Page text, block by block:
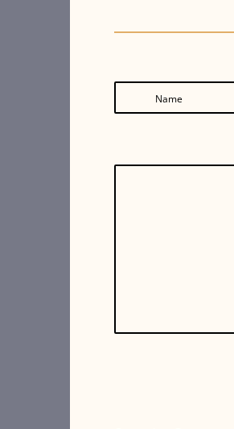
Name